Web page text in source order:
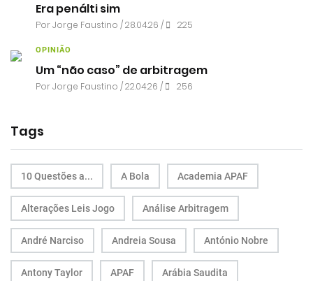
Era penálti sim
PorJorge Faustino / 28.04.26 / 225
OPINIÃO
Um “não caso” de arbitragem
PorJorge Faustino / 22.04.26 / 256
Tags
10 Questões a... A Bola Academia APAF
Alterações Leis Jogo Análise Arbitragem
André Narciso Andreia Sousa António Nobre
Antony Taylor APAF Arábia Saudita